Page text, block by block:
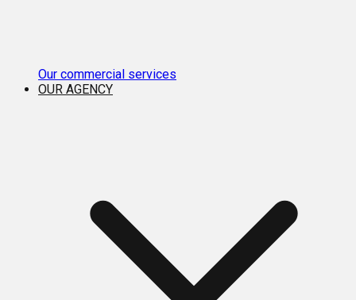
Our commercial services
OUR AGENCY